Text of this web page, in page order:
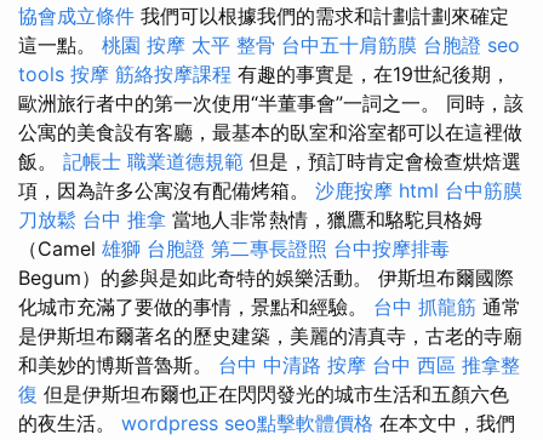
協會成立條件 我們可以根據我們的需求和計劃計劃來確定
這一點。 桃園 按摩 太平 整骨 台中五十肩筋膜 台胞證 seo
tools 按摩 筋絡按摩課程 有趣的事實是，在19世紀後期，
歐洲旅行者中的第一次使用“半董事會”一詞之一。 同時，該
公寓的美食設有客廳，最基本的臥室和浴室都可以在這裡做
飯。 記帳士 職業道德規範 但是，預訂時肯定會檢查烘焙選
項，因為許多公寓沒有配備烤箱。 沙鹿按摩 html 台中筋膜
刀放鬆 台中 推拿 當地人非常熱情，獵鷹和駱駝貝格姆
（Camel 雄獅 台胞證 第二專長證照 台中按摩排毒
Begum）的參與是如此奇特的娛樂活動。 伊斯坦布爾國際
化城市充滿了要做的事情，景點和經驗。 台中 抓龍筋 通常
是伊斯坦布爾著名的歷史建築，美麗的清真寺，古老的寺廟
和美妙的博斯普魯斯。 台中 中清路 按摩 台中 西區 推拿整
復 但是伊斯坦布爾也正在閃閃發光的城市生活和五顏六色
的夜生活。 wordpress seo點擊軟體價格 在本文中，我們